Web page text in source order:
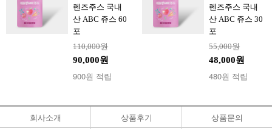
렌즈주스 국내
산 ABC 쥬스 60
포
110,000원
90,000원
900원 적립
렌즈주스 국내
산 ABC 쥬스 30
포
55,000원
48,000원
480원 적립
회사소개 상품후기
상품문의